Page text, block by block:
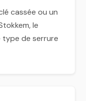
cassée ou un
le
type de serrure